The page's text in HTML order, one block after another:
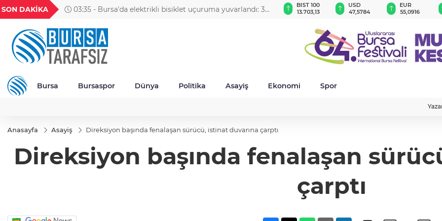
SON DAKİKA
03:35 - Bursa'da elektrikli bisiklet uçuruma yuvarlandı: 3
18,1944
TND
16,3275
BGN
28,0626
0,0018
GAU/TRY
6.560,66
BIST 100
13.703,13
USD
47,5784
EUR
55,0916
Bursa Bursaspor Dünya Politika Asayiş Ekonomi Spor
Anasayfa Asayiş Direksiyon başında fenalaşan sürücü, istinat duvarına çarptı
Direksiyon başında fenalaşan
çarptı